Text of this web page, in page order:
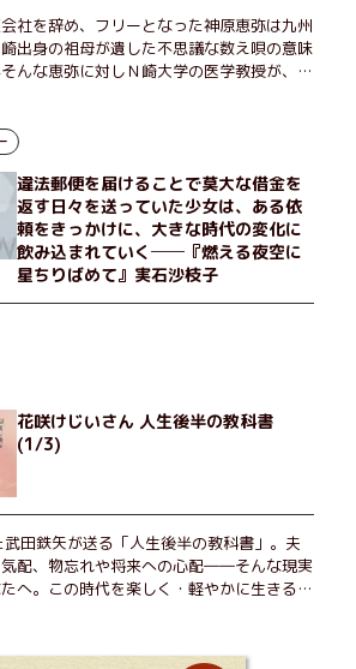
社を辞め、フリーとなった神原恵弥は九州
出身の祖母が遺した不思議な数え唄の意味
んな恵弥に対しＮ崎大学の医学教授が、米
うな存在の博士とまみえることはできるの
詞「かたむくマリア」に込められた秘密と
が鮮烈な余韻を残すシリーズ第四作！
違法郵便を届けることで莫大な借金を
返す日々を送っていた少女は、ある依
頼をきっかけに、大きな時代の変化に
飲み込まれていく──『燃える夜空に
星ちりばめて』実石沙枝子
花咲けじいさん 人生後半の教科書
(1/3)
田鉄矢が送る「人生後半の教科書」。夫
配、物忘れや将来への心配――そんな現実
へ。この時代を楽しく・軽やかに生きるヒ
きになれる一冊。